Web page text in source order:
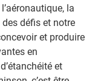
la
défis et notre
et produire
en
et